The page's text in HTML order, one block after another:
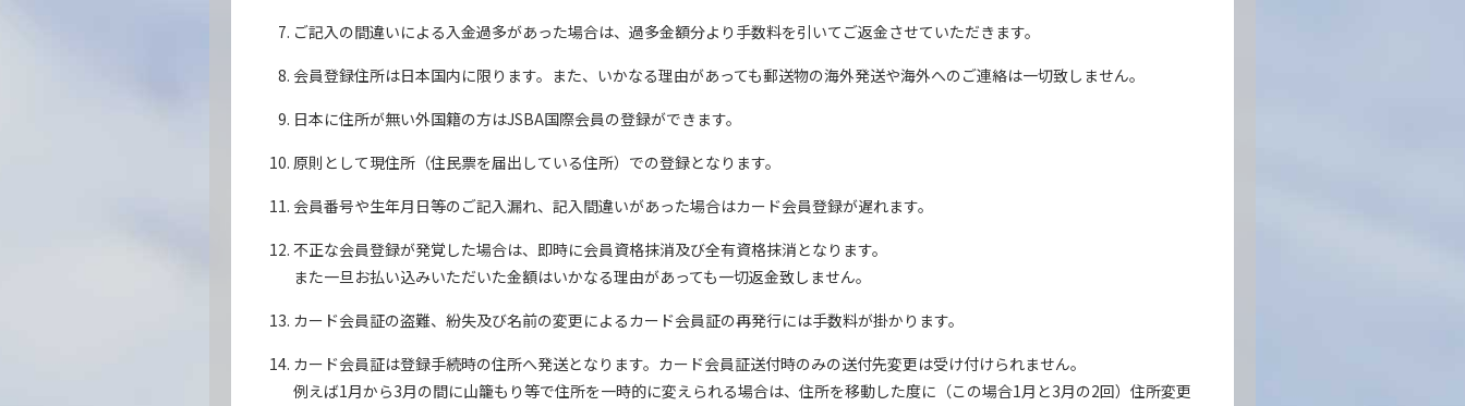
ご記入の間違いによる入金過多があった場合は、過多金額分より手数料を引いてご返金させていただきます。
会員登録住所は日本国内に限ります。また、いかなる理由があっても郵送物の海外発送や海外へのご連絡は一切致しません。
日本に住所が無い外国籍の方はJSBA国際会員の登録ができます。
原則として現住所（住民票を届出している住所）での登録となります。
会員番号や生年月日等のご記入漏れ、記入間違いがあった場合はカード会員登録が遅れます。
不正な会員登録が発覚した場合は、即時に会員資格抹消及び全有資格抹消となります。
また一旦お払い込みいただいた金額はいかなる理由があっても一切返金致しません。
カード会員証の盗難、紛失及び名前の変更によるカード会員証の再発行には手数料が掛かります。
カード会員証は登録手続時の住所へ発送となります。カード会員証送付時のみの送付先変更は受け付けられません。
例えば1月から3月の間に山籠もり等で住所を一時的に変えられる場合は、住所を移動した度に（この場合1月と3月の2回）住所変更